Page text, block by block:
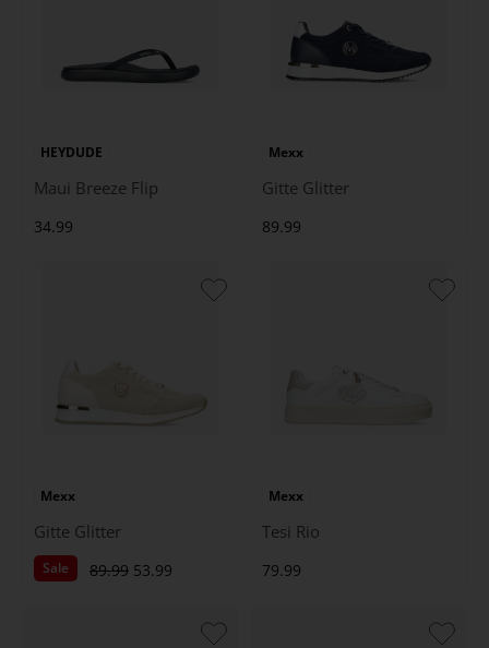
HEYDUDE
Maui Breeze Flip
34.99
Mexx
Gitte Glitter
89.99
Mexx
Gitte Glitter
Sale 89.99 53.99
Mexx
Tesi Rio
79.99